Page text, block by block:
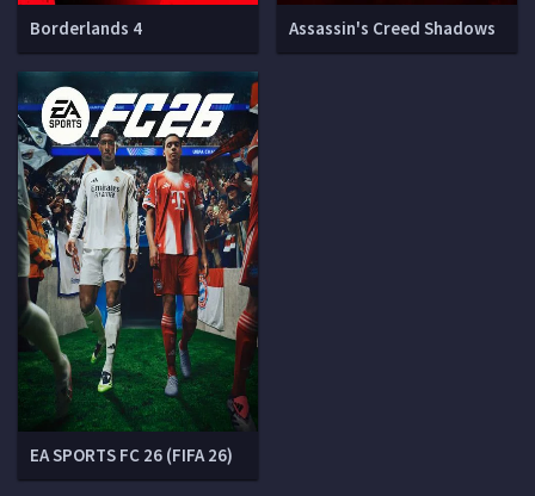
Borderlands 4 Assassin's Creed Shadows
EA SPORTS FC 26 (FIFA 26)